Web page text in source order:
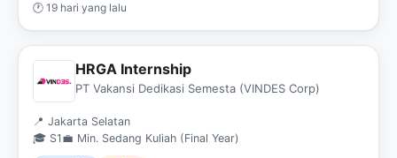
🕐 19 hari yang lalu
HRGA Internship
PT Vakansi Dedikasi Semesta (VINDES Corp)
📍 Jakarta Selatan
🎓 S1 💼 Min. Sedang Kuliah (Final Year)